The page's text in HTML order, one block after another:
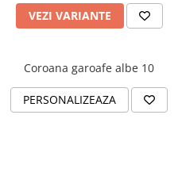
VEZI VARIANTE
Coroana garoafe albe 10
PERSONALIZEAZA